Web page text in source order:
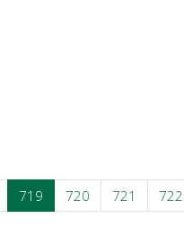
719 720 721 722